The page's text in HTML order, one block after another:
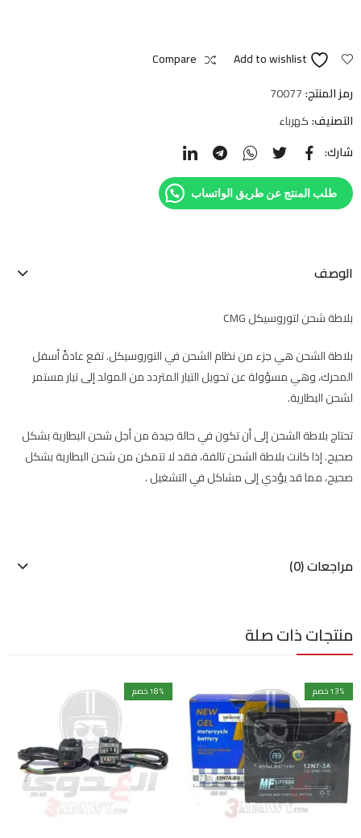
Add to wishlist
Compare
رمز المنتج:70077
التصنيف:كهرباء
شارك:
طلب المنتج عن طريق الواتساب
الوصف
بلاطة شحن لتوروسيكل CMG
بلاطة الشحن هي جزء من نظام الشحن في التوروسيكل. تقع عادةً أسفل
المحرك، وهي مسؤولة عن تحويل التيار المتردد من المولد إلى تيار مستمر
لشحن البطارية.
تحتاج بلاطة الشحن إلى أن تكون في حالة جيدة من أجل شحن البطارية بشكل
صحيح. إذا كانت بلاطة الشحن تالفة، فقد لا تتمكن من شحن البطارية بشكل
صحيح، مما قد يؤدي إلى مشاكل في التشغيل .
مراجعات (0)
منتجات ذات صلة
13% خصم 18% خصم